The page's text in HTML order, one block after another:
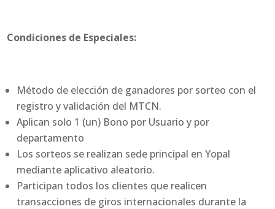
Condiciones de Especiales:
Método de elección de ganadores por sorteo con el
registro y validación del MTCN.
Aplican solo 1 (un) Bono por Usuario y por
departamento
Los sorteos se realizan sede principal en Yopal
mediante aplicativo aleatorio.
Participan todos los clientes que realicen
transacciones de giros internacionales durante la